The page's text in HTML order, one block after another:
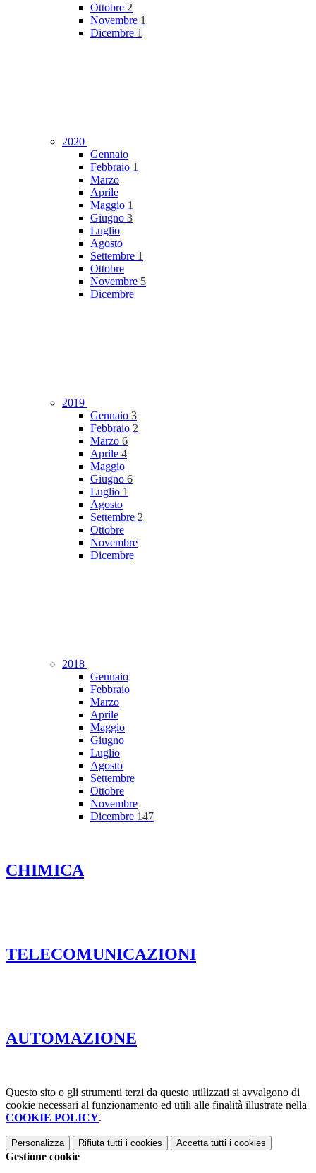
Ottobre 2
Novembre 1
Dicembre 1
2020
Gennaio
Febbraio 1
Marzo
Aprile
Maggio 1
Giugno 3
Luglio
Agosto
Settembre 1
Ottobre
Novembre 5
Dicembre
2019
Gennaio 3
Febbraio 2
Marzo 6
Aprile 4
Maggio
Giugno 6
Luglio 1
Agosto
Settembre 2
Ottobre
Novembre
Dicembre
2018
Gennaio
Febbraio
Marzo
Aprile
Maggio
Giugno
Luglio
Agosto
Settembre
Ottobre
Novembre
Dicembre 147
CHIMICA
TELECOMUNICAZIONI
AUTOMAZIONE
Questo sito o gli strumenti terzi da questo utilizzati si avvalgono di
cookie necessari al funzionamento ed utili alle finalità illustrate nella
COOKIE POLICY.
Personalizza Rifiuta tutti i cookies Accetta tutti i cookies
Gestione cookie